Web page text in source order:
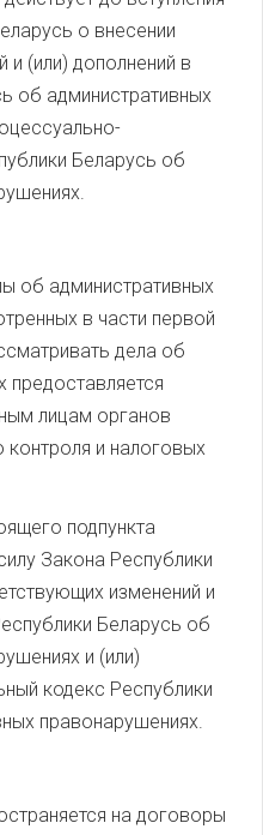
о внесении
и (или) дополнений в
об административных
Беларусь об
об административных
в части первой
дела об
предоставляется
лицам органов
контроля и налоговых
подпункта
Закона Республики
изменений и
Беларусь об
и (или)
кодекс Республики
правонарушениях.
на договоры